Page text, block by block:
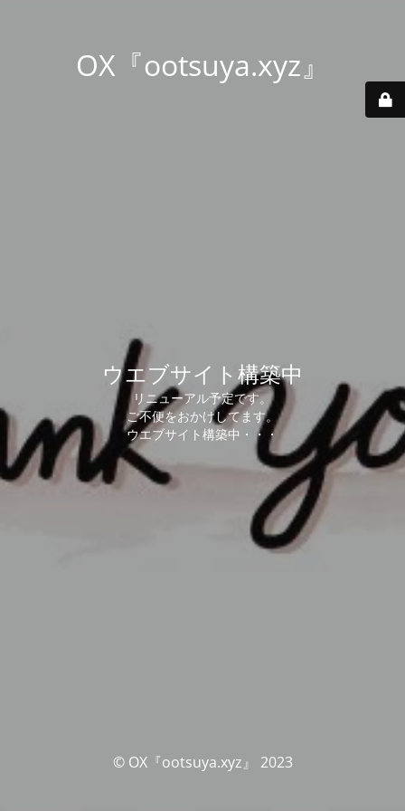
OX『ootsuya.xyz』
ウエブサイト構築中
リニューアル予定です。
ご不便をおかけしてます。
ウエブサイト構築中・・・
© OX『ootsuya.xyz』 2023